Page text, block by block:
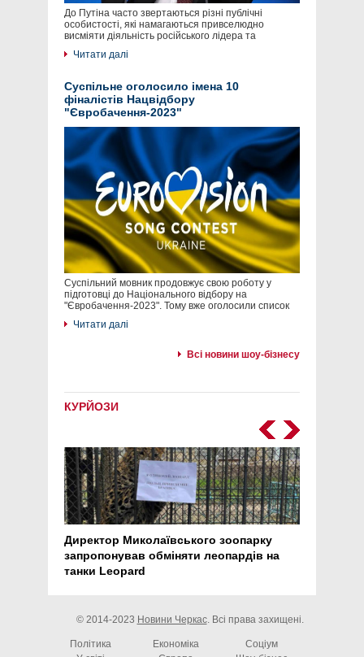
До Путіна часто звертаються різні публічні
особистості, які намагаються привселюдно
висміяти діяльність російського лідера та
Читати далі
Суспільне оголосило імена 10
фіналістів Нацвідбору
"Євробачення-2023"
Суспільний мовник продовжує свою роботу у
підготовці до Національного відбору на
"Євробачення-2023". Тому вже оголосили список
Читати далі
Всі новини шоу-бізнесу
КУРЙОЗИ
Директор Миколаївського зоопарку
запропонував обміняти леопардів на
танки Leopard
© 2014-2023 Новини Черкас. Всі права захищені.
Політика Економіка
Соціум